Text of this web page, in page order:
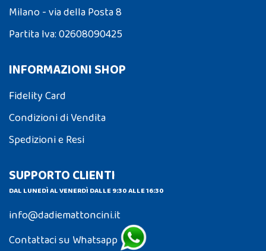
Milano - via della Posta 8
Partita Iva: 02608090425
INFORMAZIONI SHOP
Fidelity Card
Condizioni di Vendita
Spedizioni e Resi
SUPPORTO CLIENTI
DAL LUNEDÌ AL VENERDÌ DALLE 9:30 ALLE 16:30
info@dadiemattoncini.it
Contattaci su Whatsapp